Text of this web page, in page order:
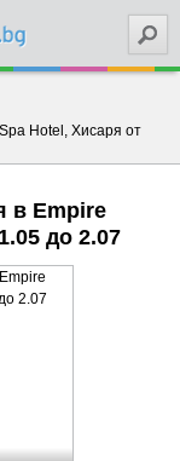
Hotel, Хисаря от
в Empire
до 2.07